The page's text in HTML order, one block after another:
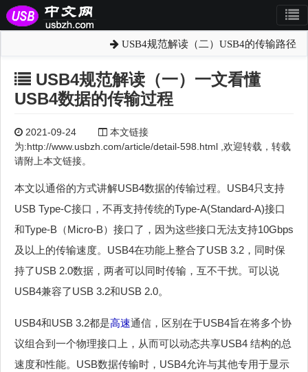
USB4规范解读（二）USB4的传输路径
USB4规范解读（一）一文看懂
USB4数据的传输过程
2021-09-24
本文链接
为:http://www.usbzh.com/article/detail-598.html ,欢迎转载，转载
请附上本文链接。
本文以通俗的方式讲解USB4数据的传输过程。USB4只支持
USB Type-C接口，不再支持传统的Type-A(Standard-A)接口
和Type-B（Micro-B）接口了，因为这些接口无法支持10Gbps
及以上的传输速度。USB4在功能上整合了USB 3.2，同时保
持了USB 2.0数据，两者可以同时传输，互不干扰。可以说
USB4兼容了USB 3.2和USB 2.0。
USB4和USB 3.2都是高速通信，区别在于USB4旨在将多个协
议组合到一个物理接口上，从而可以动态共享USB4 结构的总
速度和性能。USB数据传输时，USB4允许与其他专用于显示